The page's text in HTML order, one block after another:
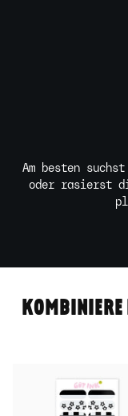
Am besten
oder rasierst
KOMBINIERE